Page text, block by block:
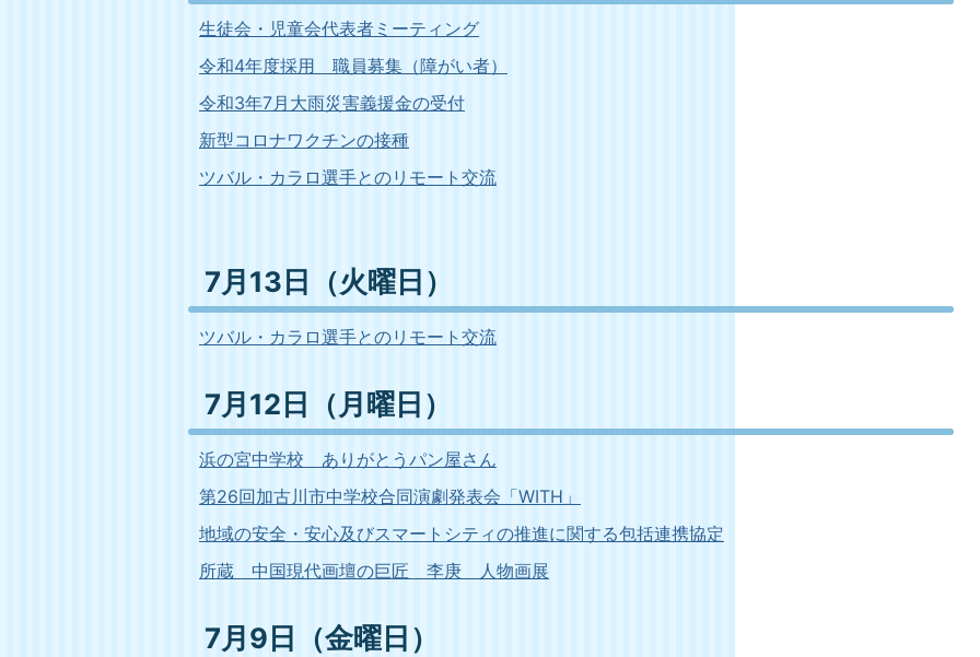
生徒会・児童会代表者ミーティング
令和4年度採用 職員募集（障がい者）
令和3年7月大雨災害義援金の受付
新型コロナワクチンの接種
ツバル・カラロ選手とのリモート交流
7月13日（火曜日）
ツバル・カラロ選手とのリモート交流
7月12日（月曜日）
浜の宮中学校 ありがとうパン屋さん
第26回加古川市中学校合同演劇発表会「WITH」
地域の安全・安心及びスマートシティの推進に関する包括連携協定
所蔵 中国現代画壇の巨匠 李庚 人物画展
7月9日（金曜日）